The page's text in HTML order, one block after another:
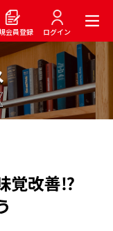
会員登録 ログイン
覚改善⁉